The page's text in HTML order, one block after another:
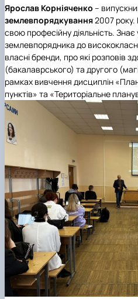
Ярослав Корніяченко –
землевпорядкування2007
свою професійну діяльність. Знає
землевпорядника до
власні бренди, про які розповів
(бакалаврського) та другого
рамках вивчення дисциплін
пунктів» та «Територіальне